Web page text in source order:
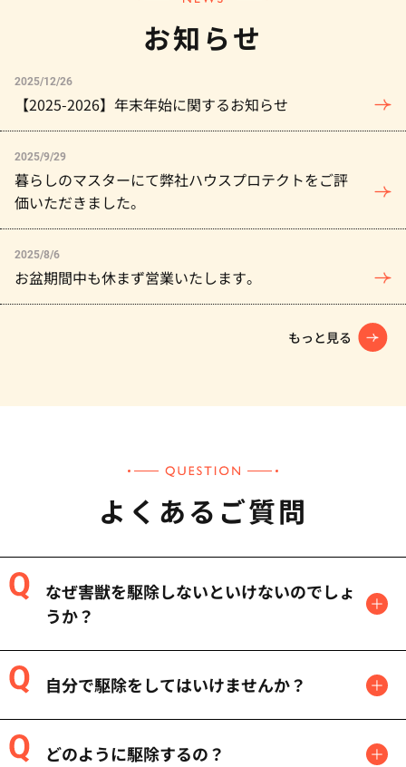
お知らせ
2025/12/26
【2025-2026】年末年始に関するお知らせ
2025/9/29
暮らしのマスターにて弊社ハウスプロテクトをご評
価いただきました。
2025/8/6
お盆期間中も休まず営業いたします。
もっと見る
よくあるご質問
なぜ害獣を駆除しないといけないのでしょ
うか？
自分で駆除をしてはいけませんか？
どのように駆除するの？